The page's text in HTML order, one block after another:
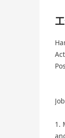
1.